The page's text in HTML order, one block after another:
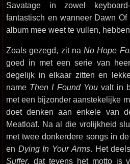
Savatage in zowel
fantastisch en wanneer Dawn
album mee weet te vullen,
Zoals gezegd, zit naNo Hope
goed in met een serie van
degelijk in elkaar zitten en
name Then I Found Youvalt in
met een bijzonder aanstekelijke
doet denken aan enkele van
Meatloaf. Na al die vrolijkheid
met twee donkerdere songs in
en Dying In Your Arms. Het
Suffer, dat tevens het motto is